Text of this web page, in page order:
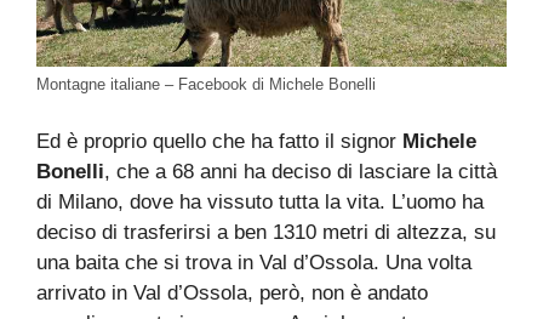
Montagne italiane – Facebook di Michele Bonelli
Ed è proprio quello che ha fatto il signor Michele
Bonelli, che a 68 anni ha deciso di lasciare la città
di Milano, dove ha vissuto tutta la vita. L’uomo ha
deciso di trasferirsi a ben 1310 metri di altezza, su
una baita che si trova in Val d’Ossola. Una volta
arrivato in Val d’Ossola, però, non è andato